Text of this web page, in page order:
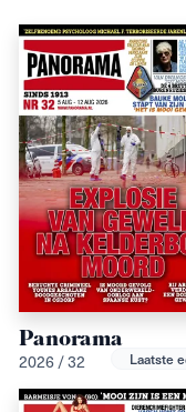
Panorama
2026 / 32 Laatste